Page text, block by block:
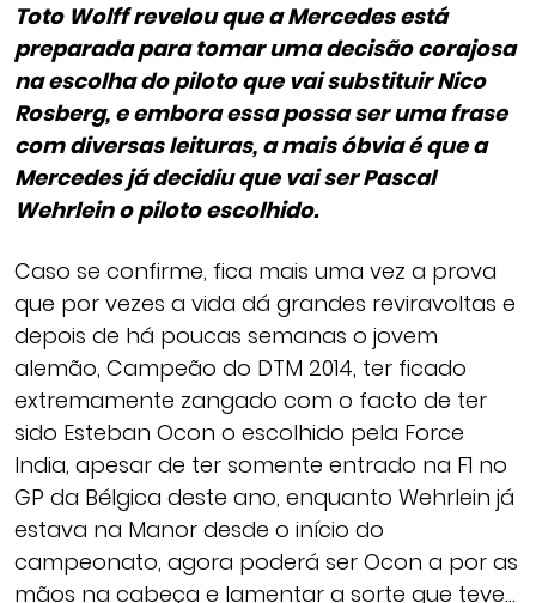
Toto Wolff revelou que a Mercedes está
preparada para tomar uma decisão corajosa
na escolha do piloto que vai substituir Nico
Rosberg, e embora essa possa ser uma frase
com diversas leituras, a mais óbvia é que a
Mercedes já decidiu que vai ser Pascal
Wehrlein o piloto escolhido.
Caso se confirme, fica mais uma vez a prova
que por vezes a vida dá grandes reviravoltas e
depois de há poucas semanas o jovem
alemão, Campeão do DTM 2014, ter ficado
extremamente zangado com o facto de ter
sido Esteban Ocon o escolhido pela Force
India, apesar de ter somente entrado na F1 no
GP da Bélgica deste ano, enquanto Wehrlein já
estava na Manor desde o início do
campeonato, agora poderá ser Ocon a por as
mãos na cabeça e lamentar a sorte que teve…